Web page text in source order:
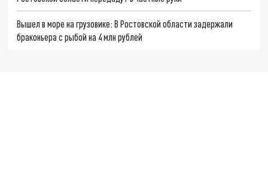
Вышел в море на грузовике: В Ростовской области задержали
браконьера с рыбой на 4 млн рублей